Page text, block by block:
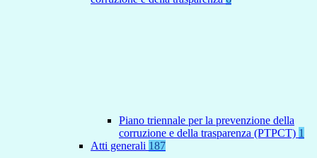
Piano triennale per la prevenzione della
corruzione e della trasparenza (PTPCT) 1
Atti generali 187